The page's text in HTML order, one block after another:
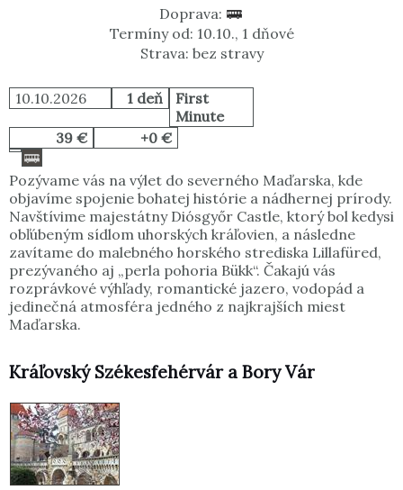
Doprava:
Termíny od: 10.10., 1 dňové
Strava: bez stravy
10.10.2026 1 deň
First
Minute
39 €
+0 €
Pozývame vás na výlet do severného Maďarska, kde
objavíme spojenie bohatej histórie a nádhernej prírody.
Navštívime majestátny Diósgyőr Castle, ktorý bol kedysi
obľúbeným sídlom uhorských kráľovien, a následne
zavítame do malebného horského strediska Lillafüred,
prezývaného aj „perla pohoria Bükk“. Čakajú vás
rozprávkové výhľady, romantické jazero, vodopád a
jedinečná atmosféra jedného z najkrajších miest
Maďarska.
Kráľovský Székesfehérvár a Bory Vár